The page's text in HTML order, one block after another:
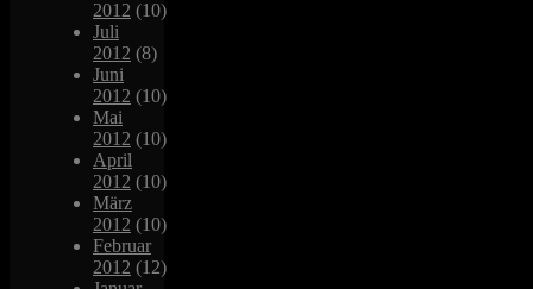
2012 (10)
Juli
2012 (8)
Juni
2012 (10)
Mai
2012 (10)
April
2012 (10)
März
2012 (10)
Februar
2012 (12)